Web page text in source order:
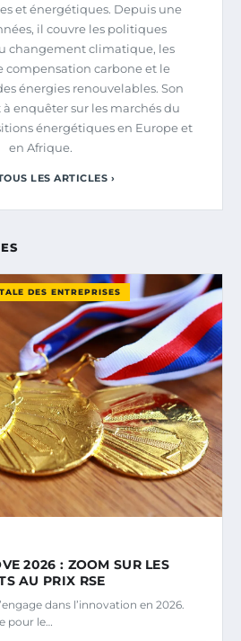
et énergétiques. Depuis une
il couvre les politiques
changement climatique, les
compensation carbone et le
énergies renouvelables. Son
à enquêter sur les marchés du
énergétiques en Europe et
en Afrique.
LES ARTICLES ›
DES ENTREPRISES
2026 : ZOOM SUR LES
AU PRIX RSE
dans l’innovation en 2026.
pour le…